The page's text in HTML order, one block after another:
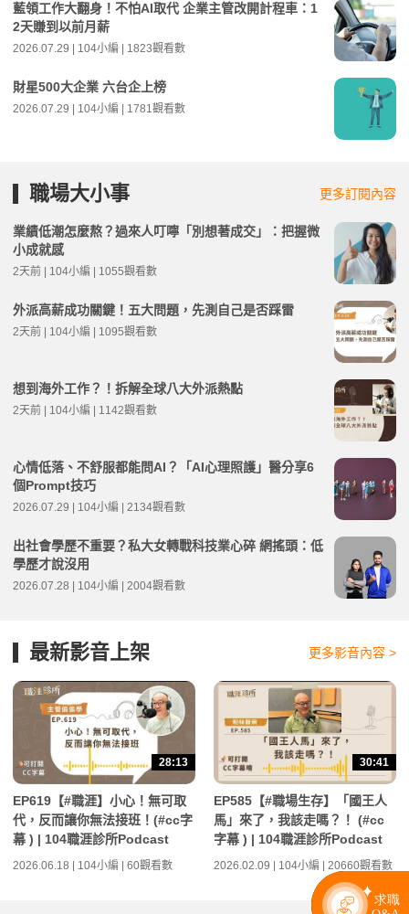
藍領工作大翻身！不怕AI取代 企業主管改開計程車：1
2天賺到以前月薪
2026.07.29 | 104小編 | 1823觀看數
財星500大企業 六台企上榜
2026.07.29 | 104小編 | 1781觀看數
職場大小事 更多訂閱內容
業績低潮怎麼熬？過來人叮嚀「別想著成交」：把握微
小成就感
2天前 | 104小編 | 1055觀看數
外派高薪成功關鍵！五大問題，先測自己是否踩雷
2天前 | 104小編 | 1095觀看數
想到海外工作？！拆解全球八大外派熱點
2天前 | 104小編 | 1142觀看數
心情低落、不舒服都能問AI？「AI心理照護」醫分享6
個Prompt技巧
2026.07.29 | 104小編 | 2134觀看數
出社會學歷不重要？私大女轉戰科技業心碎 網搖頭：低
學歷才說沒用
2026.07.28 | 104小編 | 2004觀看數
最新影音上架 更多影音內容 >
28:13
EP619【#職涯】小心！無可取
代，反而讓你無法接班！(#cc字
幕 ) | 104職涯診所Podcast
2026.06.18 | 104小編 | 60觀看數
30:41
EP585【#職場生存】「國王人
馬」來了，我該走嗎？！ (#cc
字幕 ) | 104職涯診所Podcast
2026.02.09 | 104小編 | 20660觀看數